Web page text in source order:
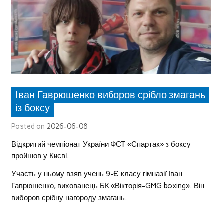
Іван Гаврюшенко виборов срібло змагань
із боксу
Posted on 2026-06-08
Відкритий чемпіонат України ФСТ «Спартак» з боксу
пройшов у Києві.
Участь у ньому взяв учень 9-Є класу гімназії Іван
Гаврюшенко, вихованець БК «Вікторія-GMG boxing». Він
виборов срібну нагороду змагань.